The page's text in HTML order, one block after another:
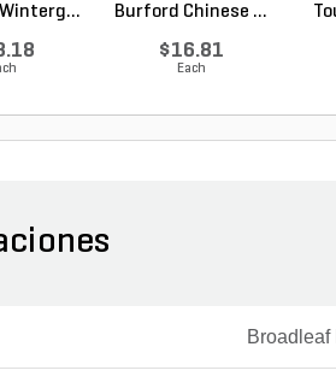
Burford Chinese ...
$16.81
Each
Broadleaf